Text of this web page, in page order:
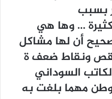
ﺑﺴﺒﺐ
… ﻭﻫﺎ ﻫﻲ
ﺃﻥ ﻟﻬﺎ ﻣﺸﺎﻛﻞ
ﻭﻧﻘﺎﻁ ﺿﻌﻒ ﺓ
ﺍﻟﺴﻮﺩﺍﻧﻲ
ﻣﻬﻤﺎ ﺑﻠﻐﺖ ﺑﻪ